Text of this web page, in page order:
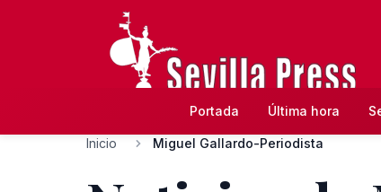
Portada Última hora
Inicio Miguel Gallardo-Periodista